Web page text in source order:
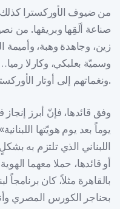
من ضيوف الأوركسترا
صناعة ألَقِها وبريقها. من
زين، وجاهدة وهبة، وأميمة
وسميّة بعلبكي، وكارلا
ونغماتهم إلى أوتار الأوركسترا وإيقاعاتها.
وفق قائدها، فإنّ أبرز
يوماً بعد يوم هويّتها
اللبناني الذي تلتزم به
أو قائدها، حملا معهما
بالقاهرة مثلاً، كان برنامجاً
بحناجر الكورس المصري